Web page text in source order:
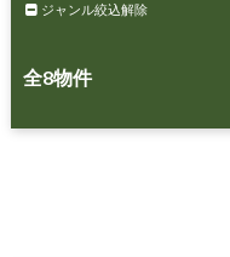
ジャンル絞込解除
全8物件